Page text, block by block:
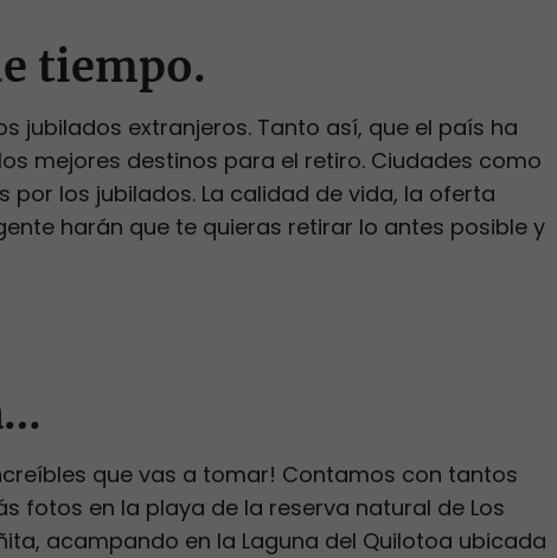
tiempo.
jubilados extranjeros. Tanto así, que el país ha
mejores destinos para el retiro. Ciudades como
los jubilados. La calidad de vida, la oferta
harán que te quieras retirar lo antes posible y
que vas a tomar! Contamos con tantos
fotos en la playa de la reserva natural de Los
acampando en la Laguna del Quilotoa ubicada